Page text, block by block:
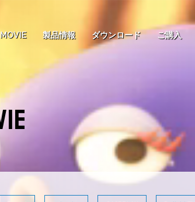
MOVIE 製品情報 ダウンロード ご購入